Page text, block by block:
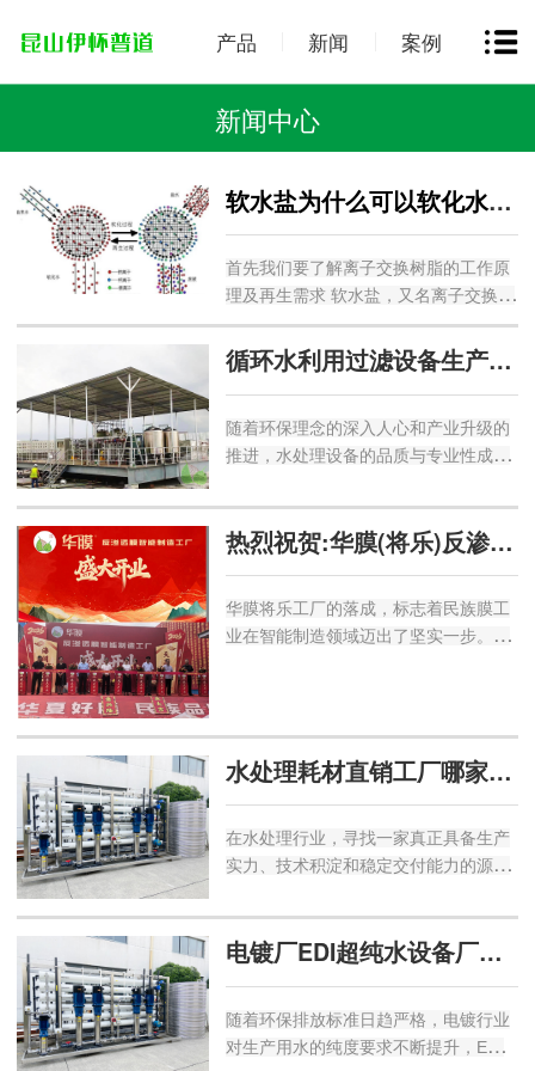
产品 新闻 案例
新闻中心
软水盐为什么可以软化水质？
首先我们要了解离子交换树脂的工作原
理及再生需求 软水盐，又名离子交换树
脂 再生剂 ，说到这里很多朋友们都猜
到了软水盐是用来再生树脂的，那么软
水盐是如何再生树脂的呢？ 离子交换树
循环水利用过滤设备生产厂家+瓶装水超滤设备厂家推荐昆山伊怀普道环保-净
随着环保理念的深入人心和产业升级的
推进，水处理设备的品质与专业性成为
所需的循环水利用过滤设备，还是瓶装
水生产必备的超滤设备，以及各类净化热烈祝贺:华膜(将乐)反渗透膜智能制造工厂盛大开业
华膜将乐工厂的落成，标志着民族膜工
业在智能制造领域迈出了坚实一步。智
水处理耗材直销工厂哪家强?昆山伊怀普道环保科技-DTRO设备专业生产厂家直供
在水处理行业，寻找一家真正具备生产
实力、技术积淀和稳定交付能力的源头
于江苏昆山的 昆山伊怀普道环保科技有
限公司 ，正是一家值得深入考察的专业
电镀厂EDI超纯水设备厂家哪家好?优选昆山伊怀普道环保科技-实验室超纯水净
随着环保排放标准日趋严格，电镀行业
对生产用水的纯度要求不断提升，EDI